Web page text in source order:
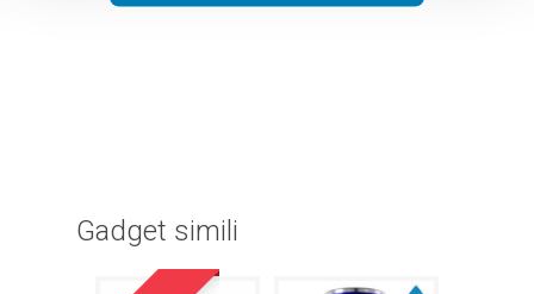
Gadget simili